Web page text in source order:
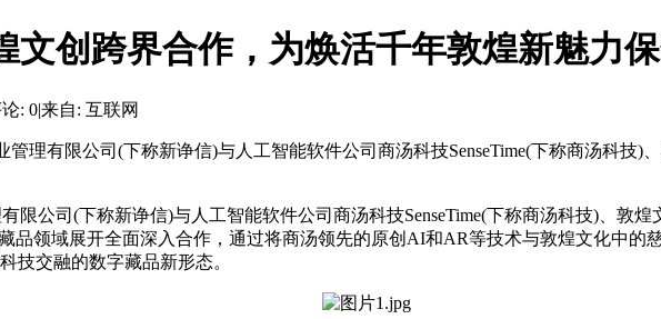
文创跨界合作，为焕活千年敦煌新魅力
: 0|来自: 互联网
有限公司(下称新诤信)与人工智能软件公司商汤科技SenseTime(下称商汤科技)
公司(下称新诤信)与人工智能软件公司商汤科技SenseTime(下称商汤科技)、敦
品领域展开全面深入合作，通过将商汤领先的原创AI和AR等技术与敦煌文化中的
技交融的数字藏品新形态。